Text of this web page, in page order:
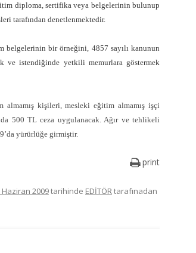
diploma, sertifika veya belgelerinin bulunup
tarafından denetlenmektedir.
belgelerinin bir örneğini, 4857 sayılı kanunun
ve istendiğinde yetkili memurlara göstermek
almamış kişileri, mesleki eğitim almamış işçi
500 TL ceza uygulanacak. Ağır ve tehlikeli
yürürlüğe girmiştir.
print
Haziran 2009tarihinde EDİTÖRtarafınadan